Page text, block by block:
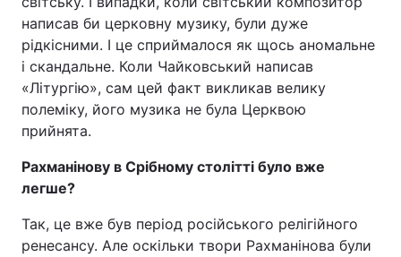
написав би церковну музику, були дуже
рідкісними. І це сприймалося як щось аномальне
і скандальне. Коли Чайковський написав
«Літургію», сам цей факт викликав велику
полеміку, його музика не була Церквою
прийнята.
Рахманінову в Срібному столітті було вже
легше?
Так, це вже був період російського релігійного
ренесансу. Але оскільки твори Рахманінова були